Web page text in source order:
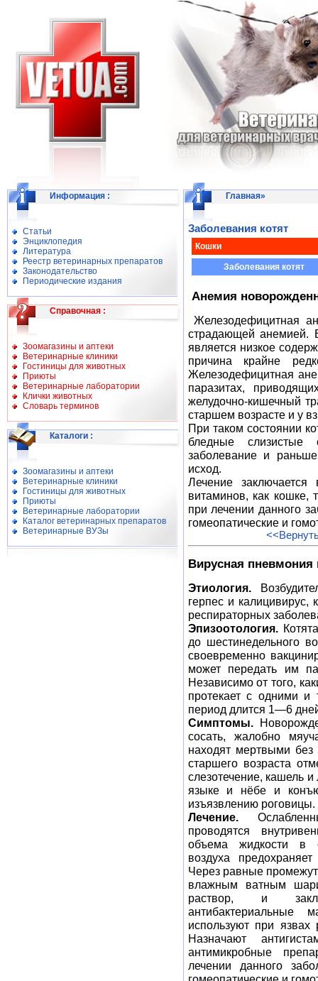
Информация :
Статьи
Энциклопедия
Литература
Реестр ветеринарных препаратов
Законодательство
Периодические издания
Справочная :
Зоомагазины и аптеки
Ветеринарные клиники
Гостиницы для животных
Приюты
Ветеринарные лаборатории
Клички животных
Словарь терминов
Каталоги :
Зоомагазины и аптеки
Ветеринарные клиники
Гостиницы для животных
Приюты
Ветеринарные лаборатории
Каталог ветеринарных препаратов
Ветеринарные ВУЗы
Главная»
Заболевания котят
Кошки
Заболевания котят
Анемия
Железодефицитная
страдающей анемией.
является низкое
причина крайне
Железодефицитная
паразитах,
желудочно-кишечный
старшем возрасте и у
При таком состоянии
бледные
заболевание и
исход.
Лечение
витаминов, как кошке,
при лечении данного
гомеопатические и
Вирусная
Этиология.
герпес и
респираторных
Эпизоотология.
до шестинедельного
своевременно
может передать им
Независимо от того,
протекает с одними
период длится 1—6
Симптомы.
сосать, жалобно
находят мертвыми
старшего возраста
слезотечение, кашель
языке и нёбе и
изъязвлению роговицы.
Лечение.
проводятся
объема жидкости в
воздуха
Через равные
влажным ватным
раствор, и
антибактериальные
используют при язвах
Назначают
антимикробные
лечении данного